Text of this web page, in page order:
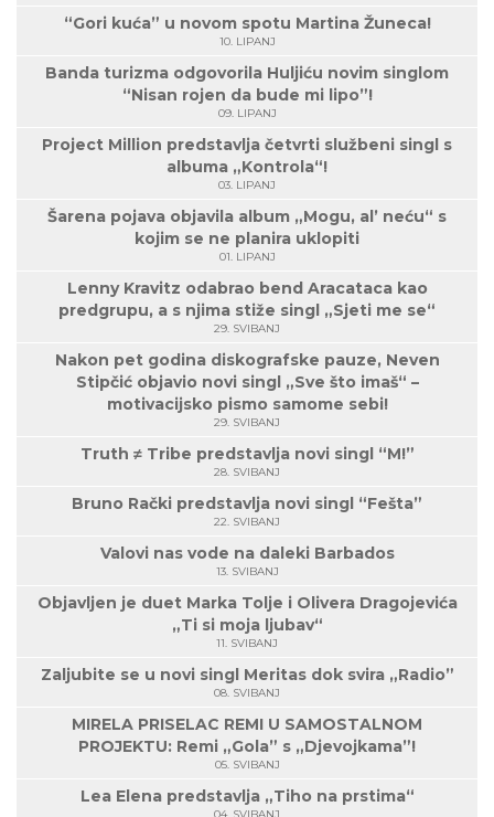
“Gori kuća” u novom spotu Martina Žuneca!
10. LIPANJ
Banda turizma odgovorila Huljiću novim singlom
“Nisan rojen da bude mi lipo”!
09. LIPANJ
Project Million predstavlja četvrti službeni singl s
albuma „Kontrola“!
03. LIPANJ
Šarena pojava objavila album „Mogu, al’ neću“ s
kojim se ne planira uklopiti
01. LIPANJ
Lenny Kravitz odabrao bend Aracataca kao
predgrupu, a s njima stiže singl „Sjeti me se“
29. SVIBANJ
Nakon pet godina diskografske pauze, Neven
Stipčić objavio novi singl „Sve što imaš“ –
motivacijsko pismo samome sebi!
29. SVIBANJ
Truth ≠ Tribe predstavlja novi singl “M!”
28. SVIBANJ
Bruno Rački predstavlja novi singl “Fešta”
22. SVIBANJ
Valovi nas vode na daleki Barbados
13. SVIBANJ
Objavljen je duet Marka Tolje i Olivera Dragojevića
„Ti si moja ljubav“
11. SVIBANJ
Zaljubite se u novi singl Meritas dok svira „Radio”
08. SVIBANJ
MIRELA PRISELAC REMI U SAMOSTALNOM
PROJEKTU: Remi „Gola” s „Djevojkama”!
05. SVIBANJ
Lea Elena predstavlja „Tiho na prstima“